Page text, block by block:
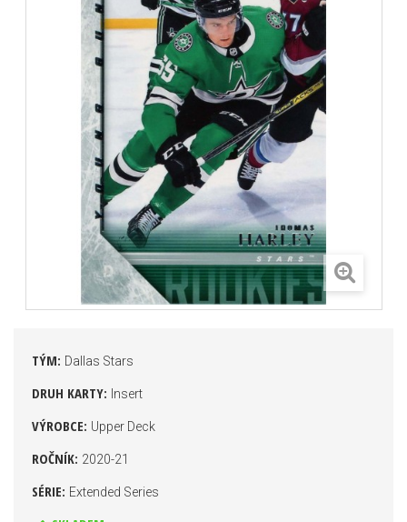
TÝM: Dallas Stars
DRUH KARTY: Insert
VÝROBCE: Upper Deck
ROČNÍK: 2020-21
SÉRIE: Extended Series